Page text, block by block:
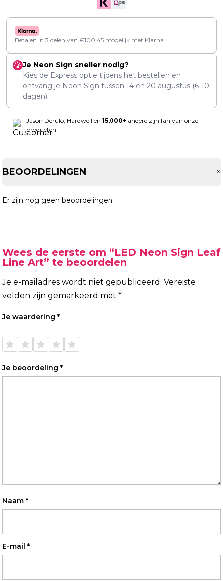
Betalen in 3 delen van €100,45 mogelijk met Klarna.
Je Neon Sign sneller nodig?
Kies de Express optie tijdens het bestellen en
ontvang je Neon Sign tussen 14 en 20 augustus (6-10
dagen).
Jason Derulo, Hardwell en 15,000+ andere zijn fan van onze
producten!
BEOORDELINGEN +
Er zijn nog geen beoordelingen.
Wees de eerste om “LED Neon Sign Leaf
Line Art” te beoordelen
Je e-mailadres wordt niet gepubliceerd. Vereiste
velden zijn gemarkeerd met *
Je waardering *
de 5
de 5
de 5
de 5
de 5
Je beoordeling *
Naam *
E-mail *